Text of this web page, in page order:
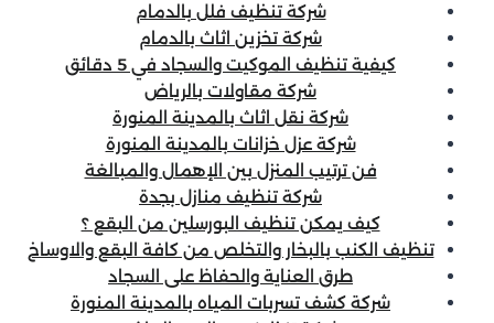
شركة تنظيف فلل بالدمام
شركة تخزين اثاث بالدمام
كيفية تنظيف الموكيت والسجاد في 5 دقائق
شركة مقاولات بالرياض
شركة نقل اثاث بالمدينة المنورة
شركة عزل خزانات بالمدينة المنورة
فن ترتيب المنزل بين الإهمال والمبالغة
شركة تنظيف منازل بجدة
كيف يمكن تنظيف البورسلين من البقع ؟
تنظيف الكنب بالبخار والتخلص من كافة البقع والاوساخ
طرق العناية والحفاظ على السجاد
شركة كشف تسربات المياه بالمدينة المنورة